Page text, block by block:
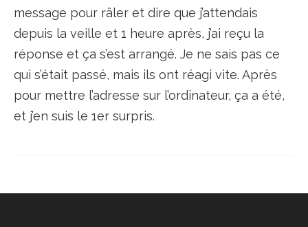
message pour râler et dire que j’attendais
depuis la veille et 1 heure après, j’ai reçu la
réponse et ça s’est arrangé. Je ne sais pas ce
qui s’était passé, mais ils ont réagi vite. Après
pour mettre l’adresse sur l’ordinateur, ça a été,
et j’en suis le 1er surpris.